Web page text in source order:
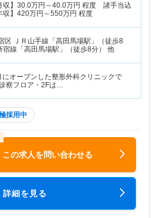
】 30.0万円～40.0万円 程度 諸手当込
】 420万円～550万円 程度
区
ＪＲ山手線「高田馬場駅」（徒歩8
宿線「高田馬場駅」（徒歩8分） 他
オープンした整形外科クリニックで
察フロア・2Fは…
採用中
この求人を問い合わせる
詳細を見る